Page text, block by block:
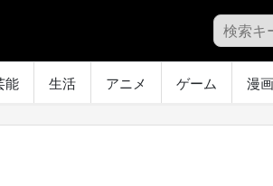
能 生活 アニメ ゲーム 漫画